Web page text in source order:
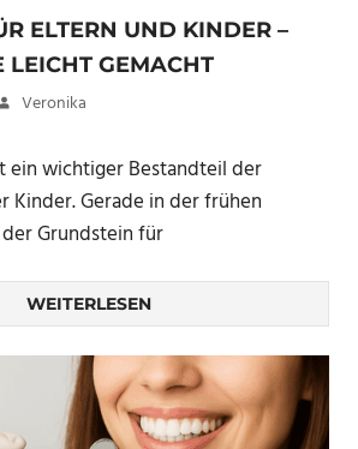
ELTERN UND KINDER –
LEICHT GEMACHT
Veronika
ein wichtiger Bestandteil der
Kinder. Gerade in der frühen
Grundstein für
WEITERLESEN